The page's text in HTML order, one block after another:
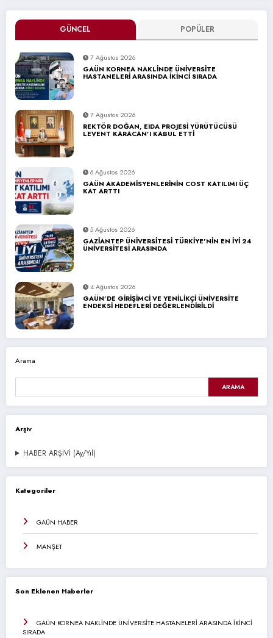
GÜNCEL POPÜLER
7 Ağustos 2026
GAÜN KORNEA NAKLİNDE ÜNİVERSİTE
HASTANELERİ ARASINDA İKİNCİ SIRADA
7 Ağustos 2026
REKTÖR DOĞAN, EIDA PROJESİ YÜRÜTÜCÜSÜ
LEVENT KARACAN’I KABUL ETTİ
6 Ağustos 2026
GAÜN AKADEMİSYENLERİNİN COST KATILIMI ÜÇ
KAT ARTTI
5 Ağustos 2026
GAZİANTEP ÜNİVERSİTESİ TÜRKİYE’NİN EN İYİ 24
ÜNİVERSİTESİ ARASINDA
4 Ağustos 2026
GAÜN’DE GİRİŞİMCİ VE YENİLİKÇİ ÜNİVERSİTE
ENDEKSİ HEDEFLERİ DEĞERLENDİRİLDİ
Arama
ARAMA
Arşiv
HABER ARŞİVİ (Ay/Yıl)
Kategoriler
GAÜN HABER
MANŞET
Son Eklenen Haberler
GAÜN KORNEA NAKLİNDE ÜNİVERSİTE HASTANELERİ ARASINDA İKİNCİ
SIRADA